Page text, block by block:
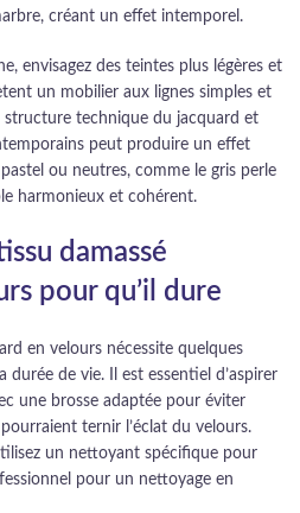
créant un effet intemporel.
envisagez des teintes plus légères et
un mobilier aux lignes simples et
structure technique du jacquard et
peut produire un effet
ou neutres, comme le gris perle
harmonieux et cohérent.
damassé
pour qu’il dure
en velours nécessite quelques
de vie. Il est essentiel d’aspirer
une brosse adaptée pour éviter
ternir l’éclat du velours.
un nettoyant spécifique pour
pour un nettoyage en